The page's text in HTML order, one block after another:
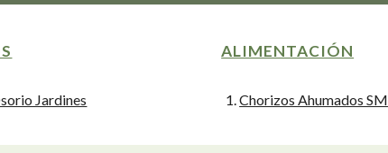
Jardines
ALIMENTACIÓN
Chorizos Ahumados SM